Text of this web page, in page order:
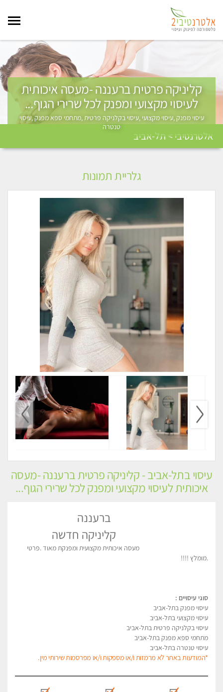
קליניקה פרטית ברעננה -מעסה איכותית
לעיסוי מקצועי ומפנק לכל שרירי הגוף...
עיסוי מפנק ,עיסוי מקצועי ,עיסוי בקלניקה פרטית ,מתחמי ספא מפנק ,עיסוי
טנטרה
אלטרנטיבי > תל-אביב
עיסוי בתל-אביב - קליניקה פרטית ברעננה -מעסה
איכותית לעיסוי מקצועי ומפנק לכל שרירי הגוף...
ברעננה
קליניקה חדשה
מעסה איכותית מקצועית ומפנקת מאוד .פרטי
.מומלץ !!!!
סוגי עיסויים :
עיסוי מפנק בתל-אביב
עיסוי מקצועי בתל-אביב
עיסוי בקלניקה פרטית בתל-אביב
מתחמי ספא מפנק בתל-אביב
עיסוי טנטרה בתל-אביב
*המודעות באתר לא מרמזות ו/או מספקות ו/או מפרסמות שירותי מין.
גלריית תמונות